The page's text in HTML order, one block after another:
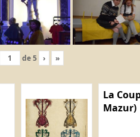
de5 › »
La
Mazur)